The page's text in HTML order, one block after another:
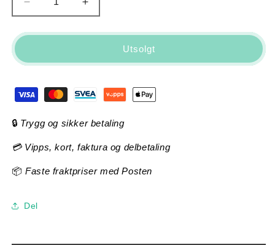
antallet
for
(Dnister
Black)
Øk
antallet
for
Black)
Utsolgt
🔒 Trygg og sikker betaling
💳 Vipps, kort, faktura og delbetaling
📦Faste fraktpriser med Posten
Del